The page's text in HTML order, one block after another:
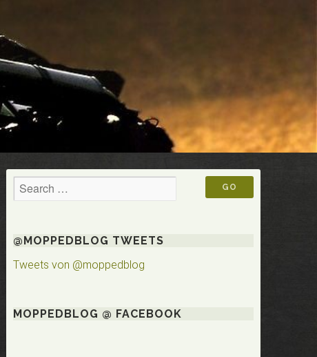
@MOPPEDBLOG TWEETS
Tweets von @moppedblog
MOPPEDBLOG @ FACEBOOK